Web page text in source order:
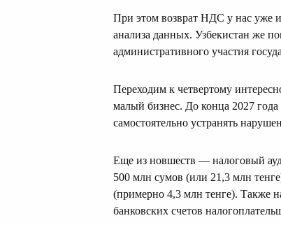
При этом возврат НДС у нас уже
анализа данных. Узбекистан же
административного участия
Переходим к четвертому
малый бизнес. До конца 2027 года
самостоятельно устранять
Еще из новшеств — налоговый
500 млн сумов (или 21,3 млн
(примерно 4,3 млн тенге). Также
банковских счетов